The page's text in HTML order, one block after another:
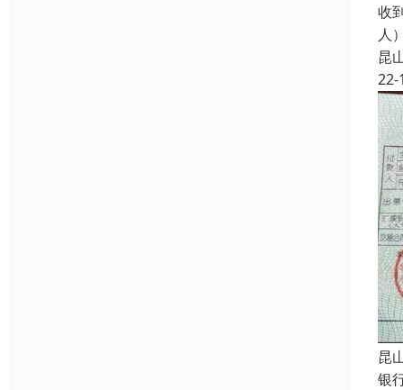
收
人
昆
22-
昆
银